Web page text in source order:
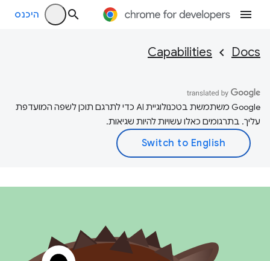
היכנס
Docs
Capabilities
‫Google משתמשת בטכנולוגיית AI כדי לתרגם תוכן לשפה המועדפת
עליך. בתרגומים כאלו עשויות להיות שגיאות.